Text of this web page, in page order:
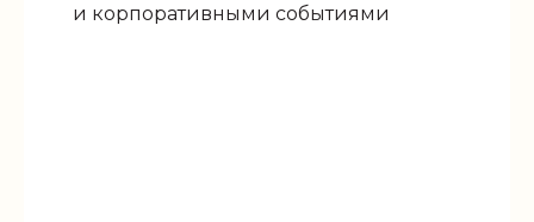
и корпоративными событиями